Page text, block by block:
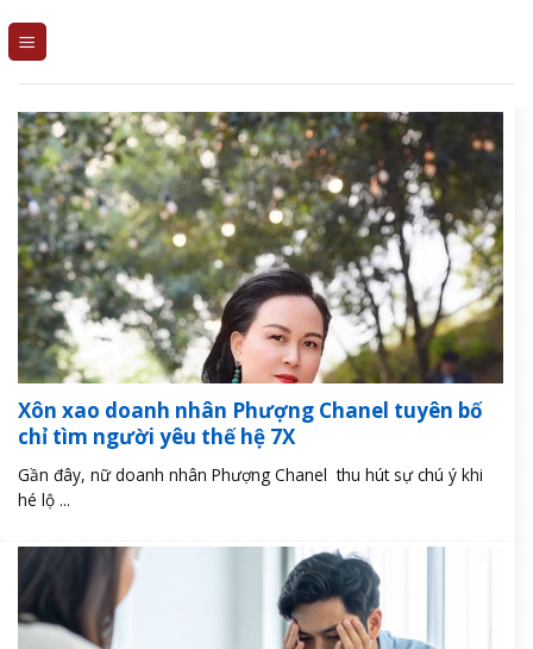
Xôn xao doanh nhân Phượng Chanel tuyên bố
chỉ tìm người yêu thế hệ 7X
Gần đây, nữ doanh nhân Phượng Chanel thu hút sự chú ý khi
hé lộ ...